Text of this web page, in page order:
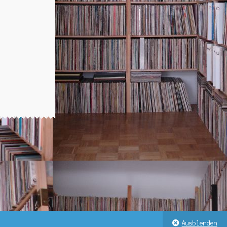
Ausblenden